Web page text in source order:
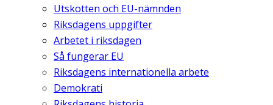
Utskotten och EU-nämnden
Riksdagens uppgifter
Arbetet i riksdagen
Så fungerar EU
Riksdagens internationella arbete
Demokrati